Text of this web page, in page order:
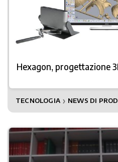
Hexagon, progettazione
TECNOLOGIA ❯ NEWS DI